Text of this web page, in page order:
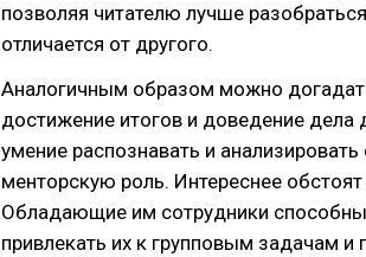
позволяя читателю лучше
отличается от другого.
Аналогичным образом можно
достижение итогов и доведение дела
умение распознавать и
менторскую роль. Интереснее
Обладающие им сотрудники
привлекать их к групповым задачам и